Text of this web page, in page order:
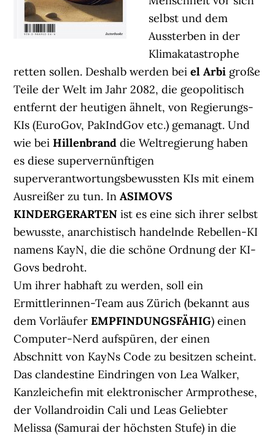
selbst und dem
Aussterben in der
Klimakatastrophe
retten sollen. Deshalb werden beiel Arbi große
Teile der Welt im Jahr 2082, die geopolitisch
entfernt der heutigen ähnelt, von Regierungs-
KIs (EuroGov, PakIndGov etc.) gemanagt. Und
wie beiHillenbrand die Weltregierung haben
es diese supervernünftigen
superverantwortungsbewussten KIs mit einem
Ausreißer zu tun. InASIMOVS
KINDERGERARTEN ist es eine sich ihrer selbst
bewusste, anarchistisch handelnde Rebellen-KI
namens KayN, die die schöne Ordnung der KI-
Govs bedroht.
Um ihrer habhaft zu werden, soll ein
Ermittlerinnen-Team aus Zürich (bekannt aus
dem VorläuferEMPFINDUNGSFÄHIG) einen
Computer-Nerd aufspüren, der einen
Abschnitt von KayNs Code zu besitzen scheint.
Das clandestine Eindringen von Lea Walker,
Kanzleichefin mit elektronischer Armprothese,
der Vollandroidin Cali und Leas Geliebter
Melissa (Samurai der höchsten Stufe) in die